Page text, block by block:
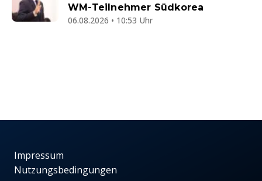
WM-Teilnehmer Südkorea
06.08.2026 • 10:53 Uhr
Impressum
Nutzungsbedingungen